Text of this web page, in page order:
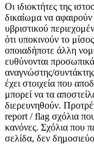
Οι ιδιοκτήτες της
δικαίωμα να
υβριστικού
ότι υποκινούν το
οποιαδήποτε άλλη
ευθύνονται
αναγνώστης/
έχει στοιχεία που
μπορεί να τα
διερευνηθούν.
report / flag σχόλια
κανόνες. Σχόλια που
σελίδα, δεν